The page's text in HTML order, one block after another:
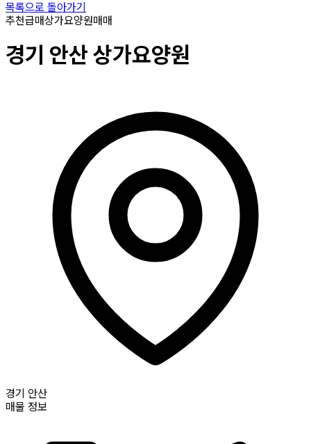
목록으로 돌아가기
추천급매상가요양원매매
경기 안산 상가요양원
경기 안산
매물 정보